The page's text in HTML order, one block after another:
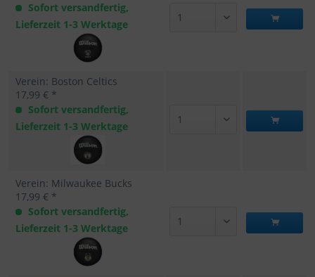
Sofort versandfertig,
Lieferzeit 1-3 Werktage
Verein: Boston Celtics
17,99 € *
Sofort versandfertig,
Lieferzeit 1-3 Werktage
Verein: Milwaukee Bucks
17,99 € *
Sofort versandfertig,
Lieferzeit 1-3 Werktage